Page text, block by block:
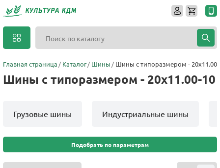
Главная страница Каталог Шины Шины с типоразмером - 20x11.00-
Шины с типоразмером - 20x11.00-10
Грузовые шины Индустриальные шины
Подобрать по параметрам